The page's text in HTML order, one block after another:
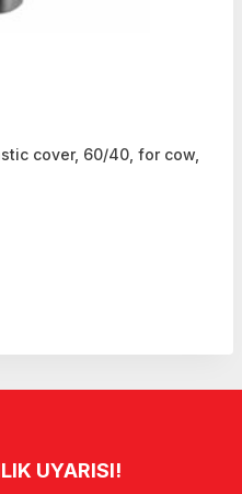
cover, 60/40, for cow,
UYARISI!